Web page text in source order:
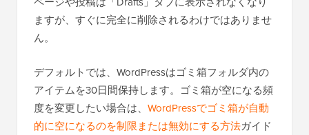
ますが、すぐに完全に削除されるわけではありませ
ん。
デフォルトでは、WordPressはゴミ箱フォルダ内の
アイテムを30日間保持します。ゴミ箱が空になる頻
度を変更したい場合は、 WordPressでゴミ箱が自動
的に空になるのを制限または無効にする方法ガイド